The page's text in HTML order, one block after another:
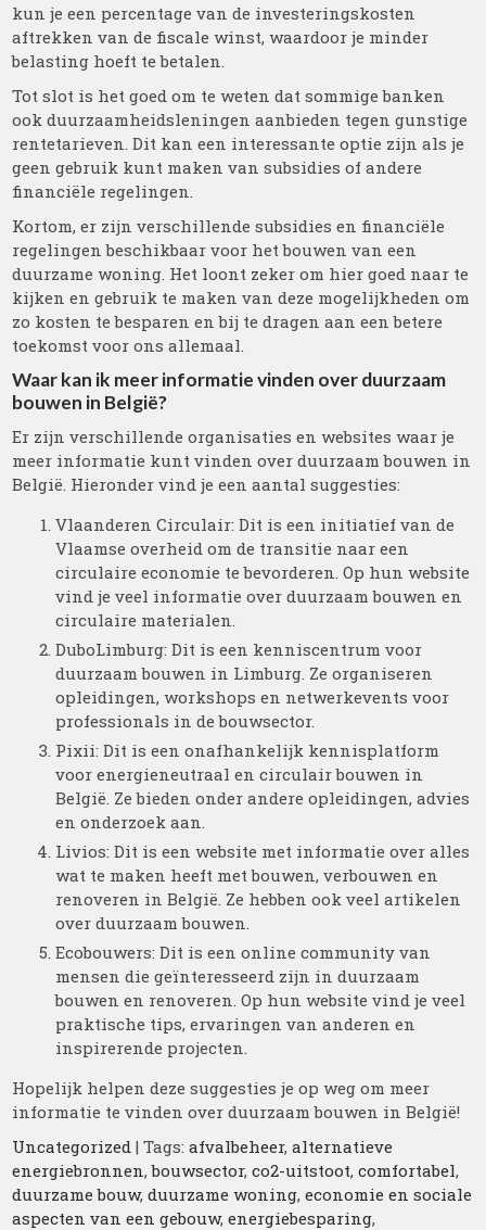
kun je een percentage van de investeringskosten
aftrekken van de fiscale winst, waardoor je minder
belasting hoeft te betalen.
Tot slot is het goed om te weten dat sommige banken
ook duurzaamheidsleningen aanbieden tegen gunstige
rentetarieven. Dit kan een interessante optie zijn als je
geen gebruik kunt maken van subsidies of andere
financiële regelingen.
Kortom, er zijn verschillende subsidies en financiële
regelingen beschikbaar voor het bouwen van een
duurzame woning. Het loont zeker om hier goed naar te
kijken en gebruik te maken van deze mogelijkheden om
zo kosten te besparen en bij te dragen aan een betere
toekomst voor ons allemaal.
Waar kan ik meer informatie vinden over duurzaam
bouwen in België?
Er zijn verschillende organisaties en websites waar je
meer informatie kunt vinden over duurzaam bouwen in
België. Hieronder vind je een aantal suggesties:
Vlaanderen Circulair: Dit is een initiatief van de
Vlaamse overheid om de transitie naar een
circulaire economie te bevorderen. Op hun website
vind je veel informatie over duurzaam bouwen en
circulaire materialen.
DuboLimburg: Dit is een kenniscentrum voor
duurzaam bouwen in Limburg. Ze organiseren
opleidingen, workshops en netwerkevents voor
professionals in de bouwsector.
Pixii: Dit is een onafhankelijk kennisplatform
voor energieneutraal en circulair bouwen in
België. Ze bieden onder andere opleidingen, advies
en onderzoek aan.
Livios: Dit is een website met informatie over alles
wat te maken heeft met bouwen, verbouwen en
renoveren in België. Ze hebben ook veel artikelen
over duurzaam bouwen.
Ecobouwers: Dit is een online community van
mensen die geïnteresseerd zijn in duurzaam
bouwen en renoveren. Op hun website vind je veel
praktische tips, ervaringen van anderen en
inspirerende projecten.
Hopelijk helpen deze suggesties je op weg om meer
informatie te vinden over duurzaam bouwen in België!
Uncategorized | Tags:afvalbeheer,alternatieve
energiebronnen,bouwsector,co2-uitstoot,comfortabel,
duurzame bouw,duurzame woning,economie en sociale
aspecten van een gebouw,energiebesparing,